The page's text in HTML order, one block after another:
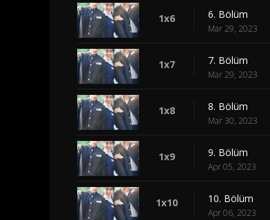
1x6 6. Bölüm
Mar 29, 2023
1x7 7. Bölüm
Mar 29, 2023
1x8 8. Bölüm
Mar 30, 2023
1x9 9. Bölüm
Apr 05, 2023
1x10 10. Bölüm
Apr 06, 2023